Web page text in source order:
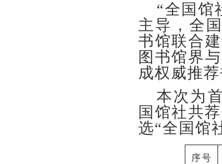
“全国馆
主导，全
书馆联合
图书馆界
成权威推
本次为
国馆社共
选“全国馆
序号